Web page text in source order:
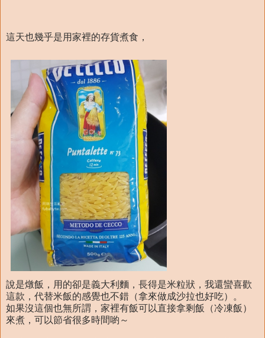
這天也幾乎是用家裡的存貨煮食，
說是燉飯，用的卻是義大利麵，長得是米粒狀，我還蠻喜歡
這款，代替米飯的感覺也不錯（拿來做成沙拉也好吃）。
如果沒這個也無所謂，家裡有飯可以直接拿剩飯（冷凍飯）
來煮，可以節省很多時間喲～